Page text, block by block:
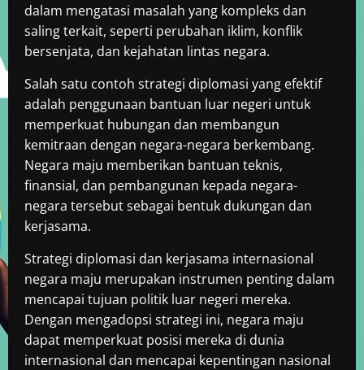
dalam mengatasi masalah yang kompleks dan
saling terkait, seperti perubahan iklim, konflik
bersenjata, dan kejahatan lintas negara.
Salah satu contoh strategi diplomasi yang efektif
adalah penggunaan bantuan luar negeri untuk
memperkuat hubungan dan membangun
kemitraan dengan negara-negara berkembang.
Negara maju memberikan bantuan teknis,
finansial, dan pembangunan kepada negara-
negara tersebut sebagai bentuk dukungan dan
kerjasama.
Strategi diplomasi dan kerjasama internasional
negara maju merupakan instrumen penting dalam
mencapai tujuan politik luar negeri mereka.
Dengan mengadopsi strategi ini, negara maju
dapat memperkuat posisi mereka di dunia
internasional dan mencapai kepentingan nasional